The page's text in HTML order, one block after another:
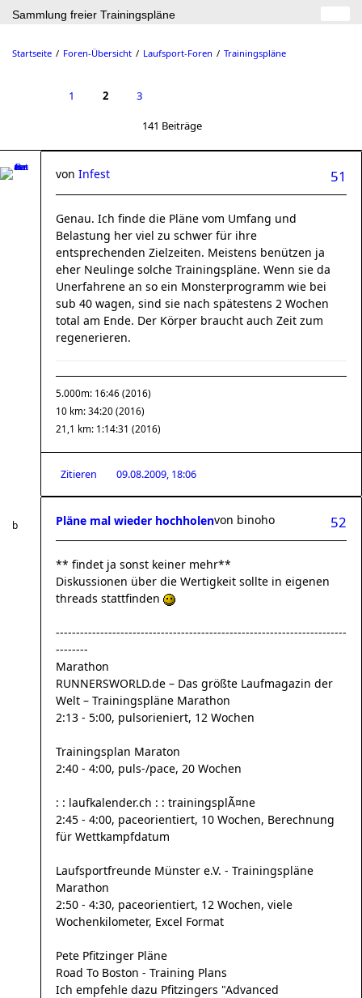
Sammlung freier Trainingspläne
Startseite Foren-Übersicht Laufsport-Foren Trainingspläne
1 2 3
141 Beiträge
51
von Infest
Genau. Ich finde die Pläne vom Umfang und
Belastung her viel zu schwer für ihre
entsprechenden Zielzeiten. Meistens benützen ja
eher Neulinge solche Trainingspläne. Wenn sie da
Unerfahrene an so ein Monsterprogramm wie bei
sub 40 wagen, sind sie nach spätestens 2 Wochen
total am Ende. Der Körper braucht auch Zeit zum
regenerieren.
5.000m: 16:46 (2016)
10 km: 34:20 (2016)
21,1 km: 1:14:31 (2016)
Zitieren 09.08.2009, 18:06
Pläne mal wieder hochholen 52
von binoho
** findet ja sonst keiner mehr**
Diskussionen über die Wertigkeit sollte in eigenen
threads stattfinden
------------------------------------------------------------------------
--------
Marathon
RUNNERSWORLD.de – Das größte Laufmagazin der
Welt – Trainingspläne Marathon
2:13 - 5:00, pulsorieniert, 12 Wochen
Trainingsplan Maraton
2:40 - 4:00, puls-/pace, 20 Wochen
: : laufkalender.ch : : trainingsplÃ¤ne
2:45 - 4:00, paceorientiert, 10 Wochen, Berechnung
für Wettkampfdatum
Laufsportfreunde Münster e.V. - Trainingspläne
Marathon
2:50 - 4:30, paceorientiert, 12 Wochen, viele
Wochenkilometer, Excel Format
Pete Pfitzinger Pläne
Road To Boston - Training Plans
Ich empfehle dazu Pfitzingers "Advanced